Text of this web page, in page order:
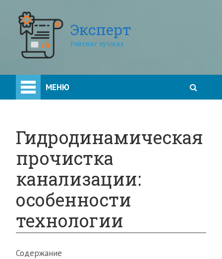
Эксперт
Рейтинг лучших
МЕНЮ
Гидродинамическая
прочистка
канализации:
особенности
технологии
Содержание